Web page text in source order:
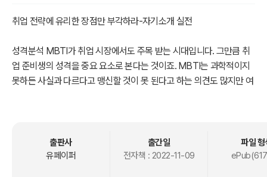
취업 전략에 유리한 장점만 부각하라-자기소개 실전
성격분석 MBTI가 취업 시장에서도 주목 받는 시대입니다. 그만큼 취
업 준비생의 성격을 중요 요소로 본다는 것이죠. MBTI는 과학적이지
못하든 사실과 다르다고 맹신할 것이 못 된다고 하는 의견도 많지만 여
에 대한 특성대로 대응을 잘하면 되는 것이 성격 특성입니다. 따라서
기업이 원하고 직장 생활에 유리한 성격의 장점이 돋보이면 되는 것이
출판사
유페이퍼
출간일
전자책 : 2022-11-09
파일 형